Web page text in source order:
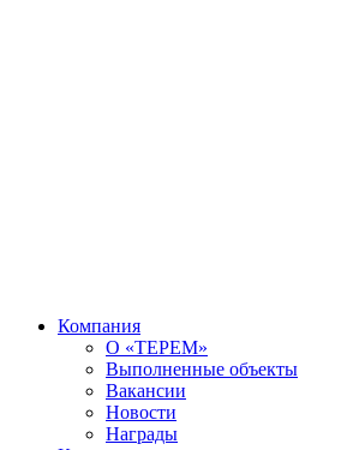
Компания
О «ТЕРЕМ»
Выполненные объекты
Вакансии
Новости
Награды